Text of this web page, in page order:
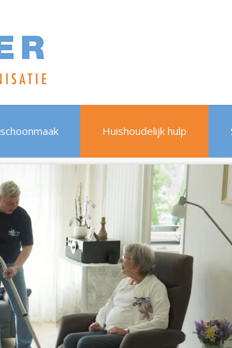
Huishoudelijk hulp